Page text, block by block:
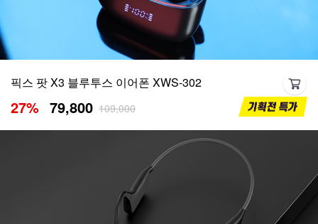
픽스 팟 X3 블루투스 이어폰 XWS-302
27% 79,800 109,000